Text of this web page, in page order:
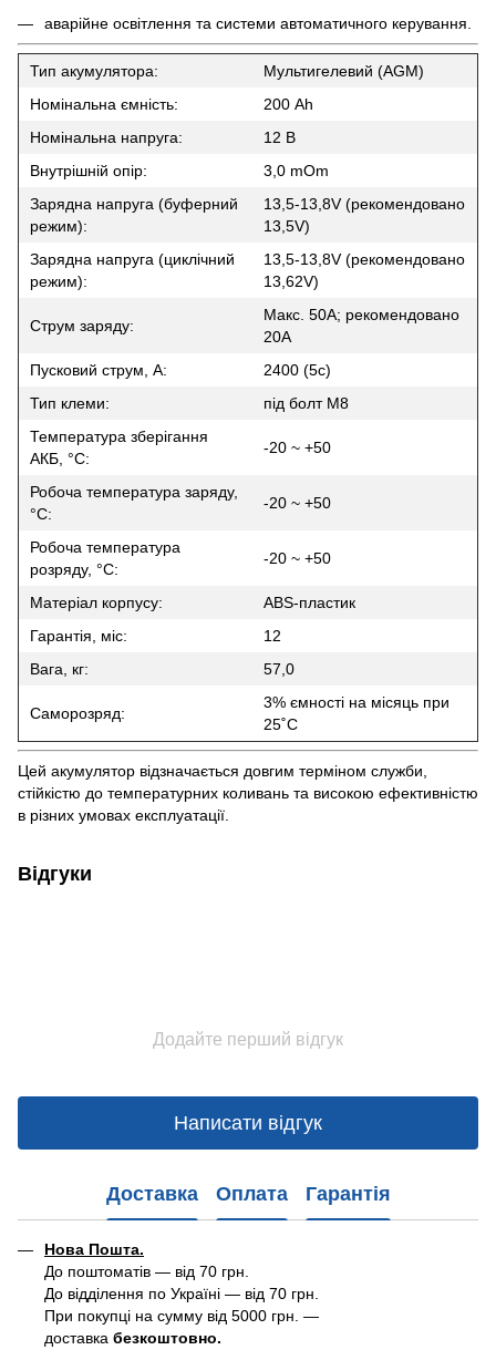
аварійне освітлення та системи автоматичного керування.
Тип акумулятора:
Мультигелевий (AGM)
Номінальна ємність:
200 Ah
Номінальна напруга:
12 В
Внутрішній опір:
3,0 mOm
Зарядна напруга (буферний
режим):
13,5-13,8V (рекомендовано
13,5V)
Зарядна напруга (циклічний
режим):
13,5-13,8V (рекомендовано
13,62V)
Струм заряду:
Макс. 50A; рекомендовано
20A
Пусковий струм, А:
2400 (5с)
Тип клеми:
під болт М8
Температура зберігання
АКБ, °C:
-20 ~ +50
Робоча температура заряду,
°C:
-20 ~ +50
Робоча температура
розряду, °C:
-20 ~ +50
Матеріал корпусу:
ABS-пластик
Гарантія, міс:
12
Вага, кг:
57,0
Саморозряд:
3% ємності на місяць при
25˚C
Цей акумулятор відзначається довгим терміном служби,
стійкістю до температурних коливань та високою ефективністю
в різних умовах експлуатації.
Відгуки
Додайте перший відгук
Написати відгук
Доставка Оплата Гарантія
Нова Пошта.
До поштоматів — від 70 грн.
До відділення по Україні — від 70 грн.
При покупці на сумму від 5000 грн. —
доставка безкоштовно.